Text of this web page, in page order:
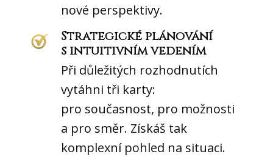
nové perspektivy.
Strategické plánování
s intuitivním vedením
Při důležitých rozhodnutích
vytáhni tři karty:
pro současnost, pro možnosti
a pro směr. Získáš tak
komplexní pohled na situaci.